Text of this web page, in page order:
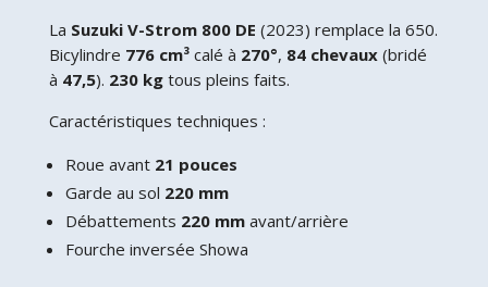
La Suzuki V-Strom 800 DE (2023) remplace la 650.
Bicylindre 776 cm³calé à 270°, 84 chevaux(bridé
à 47,5). 230 kgtous pleins faits.
Caractéristiques techniques :
Roue avant 21 pouces
Garde au sol 220 mm
Débattements 220 mmavant/arrière
Fourche inversée Showa